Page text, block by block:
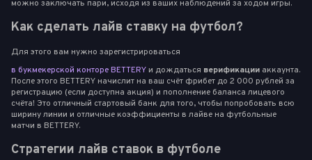
можно заключать пари, исходя из ваших наблюдений за ходом игры.
Как сделать лайв ставку на футбол?
Для этого вам нужно зарегистрироваться
в букмекерской конторе BETTERY и дождаться верификации аккаунта.
После этого BETTERY начислит на ваш счёт фрибет до 2 000 рублей за
регистрацию (если доступна акция) и пополнение баланса лицевого
счёта! Это отличный стартовый банк для того, чтобы попробовать всю
ширину линии и отличные коэффициенты в лайве на футбольные
матчи в BETTERY.
Стратегии лайв ставок в футболе